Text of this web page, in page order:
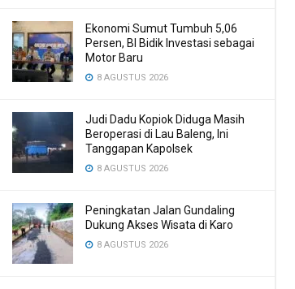
Ekonomi Sumut Tumbuh 5,06
Persen, BI Bidik Investasi sebagai
Motor Baru
8 AGUSTUS 2026
Judi Dadu Kopiok Diduga Masih
Beroperasi di Lau Baleng, Ini
Tanggapan Kapolsek
8 AGUSTUS 2026
Peningkatan Jalan Gundaling
Dukung Akses Wisata di Karo
8 AGUSTUS 2026